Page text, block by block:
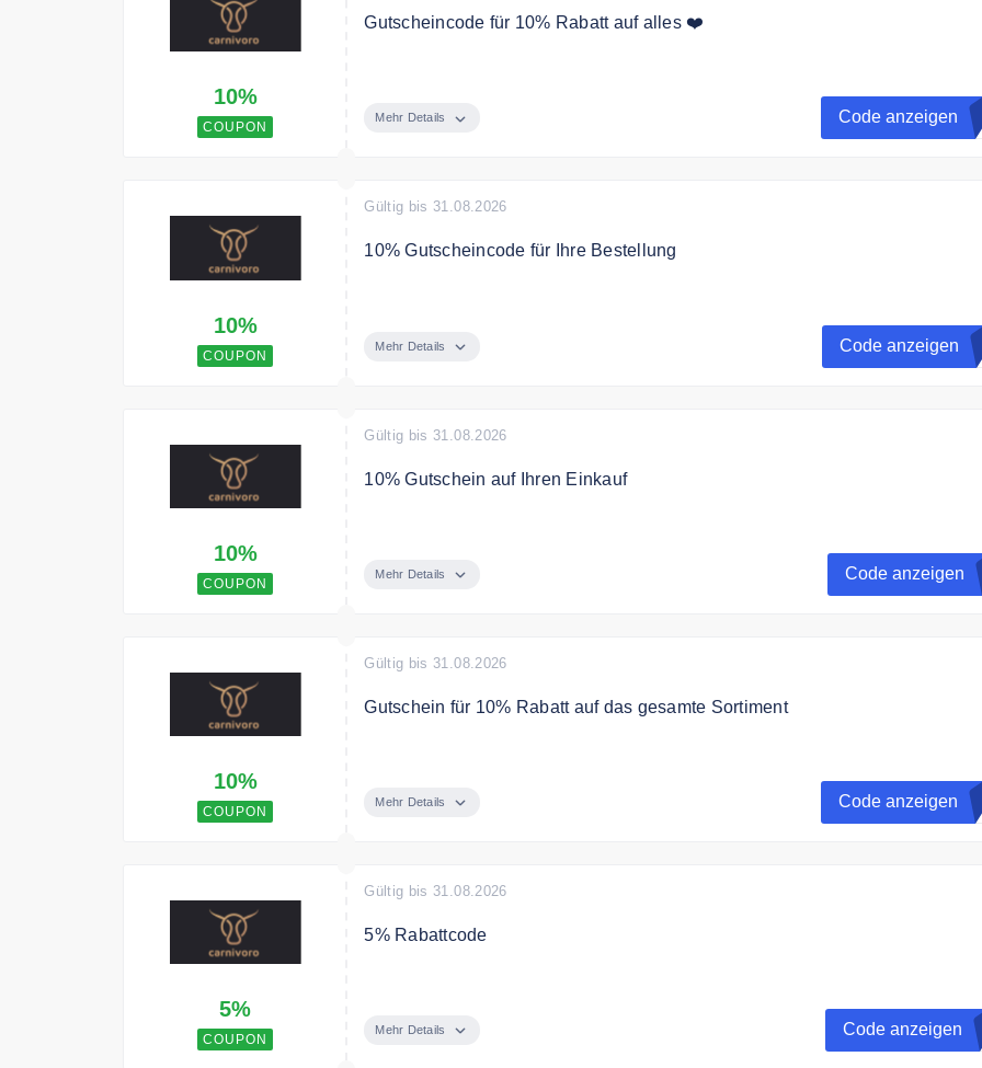
10%
COUPON
Gutscheincode für 10% Rabatt auf alles ❤️
Mehr Details Code anzeigen
10%
COUPON
Gültig bis 31.08.2026
10% Gutscheincode für Ihre Bestellung
Mehr Details Code anzeigen
10%
COUPON
Gültig bis 31.08.2026
10% Gutschein auf Ihren Einkauf
Mehr Details Code anzeigen
10%
COUPON
Gültig bis 31.08.2026
Gutschein für 10% Rabatt auf das gesamte Sortiment
Mehr Details Code anzeigen
5%
COUPON
Gültig bis 31.08.2026
5% Rabattcode
Mehr Details Code anzeigen